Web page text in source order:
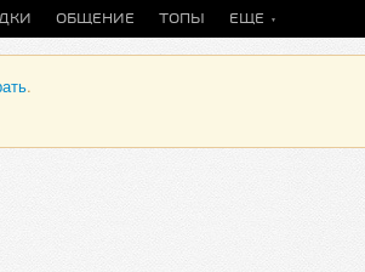
ОБЩЕНИЕ ТОПЫ ЕЩЕ
.